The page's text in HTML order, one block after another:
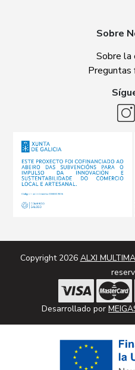
Sobre
Sobre la
Preguntas
Copyright 2026 ALXI
Desarrollado por